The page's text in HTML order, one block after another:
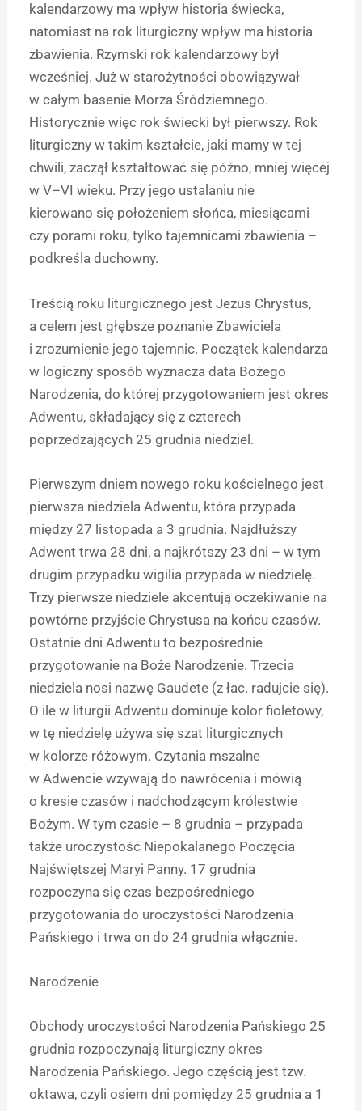
kalendarzowy ma wpływ historia świecka,
natomiast na rok liturgiczny wpływ ma historia
zbawienia. Rzymski rok kalendarzowy był
wcześniej. Już w starożytności obowiązywał
w całym basenie Morza Śródziemnego.
Historycznie więc rok świecki był pierwszy. Rok
liturgiczny w takim kształcie, jaki mamy w tej
chwili, zaczął kształtować się późno, mniej więcej
w V–VI wieku. Przy jego ustalaniu nie
kierowano się położeniem słońca, miesiącami
czy porami roku, tylko tajemnicami zbawienia –
podkreśla duchowny.
Treścią roku liturgicznego jest Jezus Chrystus,
a celem jest głębsze poznanie Zbawiciela
i zrozumienie jego tajemnic. Początek kalendarza
w logiczny sposób wyznacza data Bożego
Narodzenia, do której przygotowaniem jest okres
Adwentu, składający się z czterech
poprzedzających 25 grudnia niedziel.
Pierwszym dniem nowego roku kościelnego jest
pierwsza niedziela Adwentu, która przypada
między 27 listopada a 3 grudnia. Najdłuższy
Adwent trwa 28 dni, a najkrótszy 23 dni – w tym
drugim przypadku wigilia przypada w niedzielę.
Trzy pierwsze niedziele akcentują oczekiwanie na
powtórne przyjście Chrystusa na końcu czasów.
Ostatnie dni Adwentu to bezpośrednie
przygotowanie na Boże Narodzenie. Trzecia
niedziela nosi nazwę Gaudete (z łac. radujcie się).
O ile w liturgii Adwentu dominuje kolor fioletowy,
w tę niedzielę używa się szat liturgicznych
w kolorze różowym. Czytania mszalne
w Adwencie wzywają do nawrócenia i mówią
o kresie czasów i nadchodzącym królestwie
Bożym. W tym czasie – 8 grudnia – przypada
także uroczystość Niepokalanego Poczęcia
Najświętszej Maryi Panny. 17 grudnia
rozpoczyna się czas bezpośredniego
przygotowania do uroczystości Narodzenia
Pańskiego i trwa on do 24 grudnia włącznie.
Narodzenie
Obchody uroczystości Narodzenia Pańskiego 25
grudnia rozpoczynają liturgiczny okres
Narodzenia Pańskiego. Jego częścią jest tzw.
oktawa, czyli osiem dni pomiędzy 25 grudnia a 1